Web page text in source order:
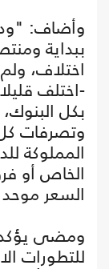
وأضاف:
ببداية
اختلاف،
-اختلف
بكل
وتصرفات
المملوكة
الخاص أو
السعر
ومضى
للتطورات